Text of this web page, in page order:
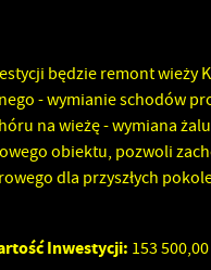
będzie remont wieży
- wymianie schodów
na wieżę - wymiana
obiektu, pozwoli
dla przyszłych
Inwestycji: 153 500,00